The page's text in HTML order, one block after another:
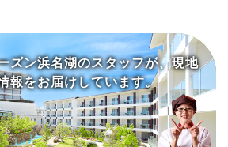
ズン浜名湖のスタッフが、現地
報をお届けしています。